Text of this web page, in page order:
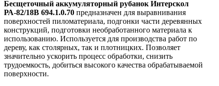
Бесщеточный аккумуляторный рубанок Интерскол
РА-82/18В 694.1.0.70 предназначен для выравнивания
поверхностей пиломатериала, подгонки части деревянных
конструкций, подготовки необработанного материала к
использованию. Используется для производства работ по
дереву, как столярных, так и плотницких. Позволяет
значительно ускорить процесс обработки, снизить
трудоемкость, добиться высокого качества обрабатываемой
поверхности.